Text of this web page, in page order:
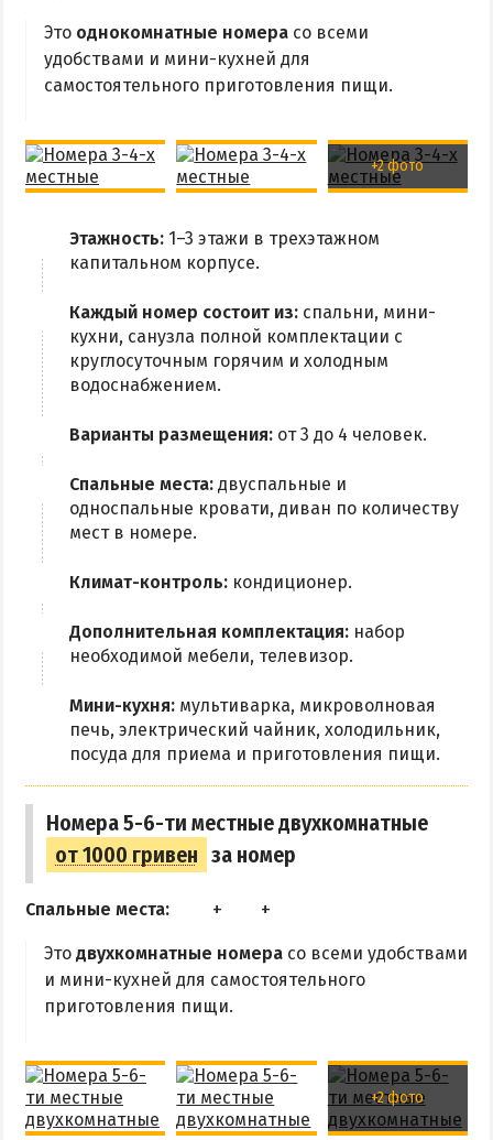
ЛЕЧЕНИЕ И БАЛЬНЕОЛОГИЯ
Глицериновое Озеро
Радоновое Озеро
Розовое Озеро
Сиваш
Соленое озеро в Счастливцево
ДОСТОПРИМЕЧАТЕЛЬНОСТИ
Генический маяк
ПИТАНИЕ
РАЗВЛЕЧЕНИЯ
Аквапарк
Сафари-Парк
Виндсерфинг
Рыбалка
ЭКСКУРСИИ И МАРШРУТЫ
Остров Папанина
Остров Бирючий
ПРОЕЗД
По Геническу и на косу
Такси по косе
Из Херсона
Из Запорожья
Из Днепра
Это однокомнатные номера со всеми
удобствами и мини-кухней для
самостоятельного приготовления пищи.
+2 фото
Этажность: 1–3 этажи в трехэтажном
капитальном корпусе.
Каждый номер состоит из: спальни, мини-
кухни, санузла полной комплектации с
круглосуточным горячим и холодным
водоснабжением.
Варианты размещения: от 3 до 4 человек.
Спальные места: двуспальные и
односпальные кровати, диван по количеству
мест в номере.
Климат-контроль: кондиционер.
Дополнительная комплектация: набор
необходимой мебели, телевизор.
Мини-кухня: мультиварка, микроволновая
печь, электрический чайник, холодильник,
посуда для приема и приготовления пищи.
Номера 5-6-ти местные двухкомнатные
от 1000 гривен за номер
Спальные места:
Это двухкомнатные номера со всеми удобствами
и мини-кухней для самостоятельного
приготовления пищи.
+2 фото